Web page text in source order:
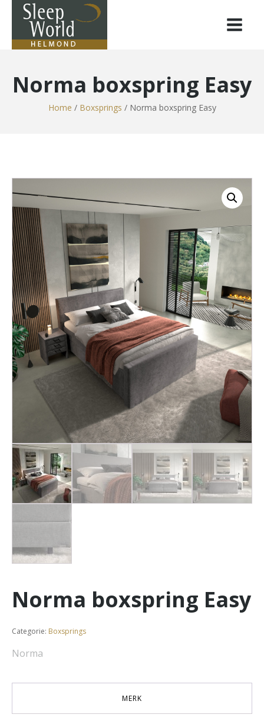
Norma boxspring Easy
Home / Boxsprings / Norma boxspring Easy
Norma boxspring Easy
Categorie: Boxsprings
Norma
MERK